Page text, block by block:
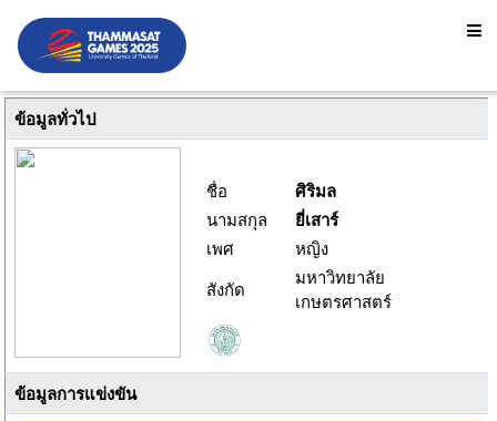
ข้อมูลทั่วไป
ชื่อ
ศิริมล
นามสกุล
ยี่เสาร์
เพศ
หญิง
สังกัด
มหาวิทยาลัย
เกษตรศาสตร์
ข้อมูลการแข่งขัน